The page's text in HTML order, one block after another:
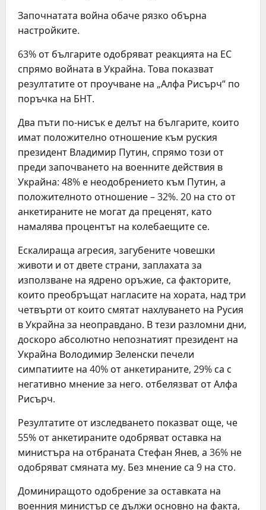
Започнатата война обаче рязко обърна
настройките.
63% от българите одобряват реакцията на ЕС
спрямо войната в Украйна. Това показват
резултатите от проучване на „Алфа Рисърч“ по
поръчка на БНТ.
Два пъти по-нисък е делът на българите, които
имат положително отношение към руския
президент Владимир Путин, спрямо този от
преди започването на военните действия в
Украйна: 48% е неодобрението към Путин, а
положителното отношение – 32%. 20 на сто от
анкетираните не могат да преценят, като
намалява процентът на колебаещите се.
Ескалираща агресия, загубените човешки
животи и от двете страни, заплахата за
използване на ядрено оръжие, са факторите,
които преобръщат нагласите на хората, над три
четвърти от които смятат нахлуването на Русия
в Украйна за неоправдано. В тези разломни дни,
доскоро абсолютно непознатият президент на
Украйна Володимир Зеленски печели
симпатиите на 40% от анкетираните, 29% са с
негативно мнение за него. отбелязват от Алфа
Рисърч.
Резултатите от изследването показват още, че
55% от анкетираните одобряват оставка на
министъра на отбраната Стефан Янев, а 36% не
одобряват смяната му. Без мнение са 9 на сто.
Доминиращото одобрение за оставката на
военния министър се дължи основно на факта,